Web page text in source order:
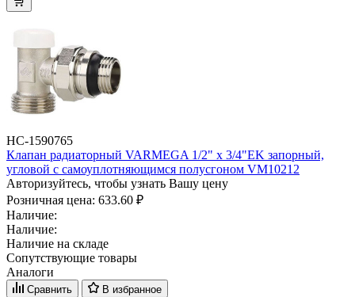
НС-1590765
Клапан радиаторный VARMEGA 1/2" x 3/4"EK запорный,
угловой с самоуплотняющимся полусгоном VM10212
Авторизуйтесь, чтобы узнать Вашу цену
Розничная цена: 633.60 ₽
Наличие:
Наличие:
Наличие на складе
Сопутствующие товары
Аналоги
Сравнить В избранное